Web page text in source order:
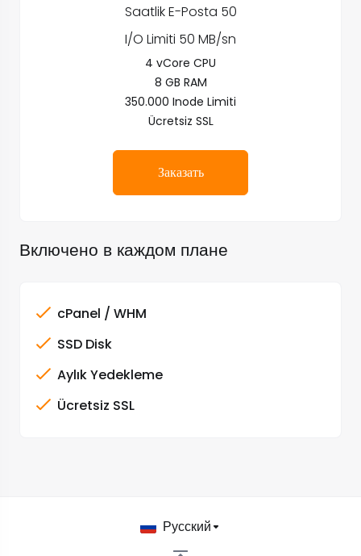
Saatlik E-Posta 50
I/O Limiti 50 MB/sn
4 vCore CPU
8 GB RAM
350.000 Inode Limiti
Ücretsiz SSL
Заказать
Включено в каждом плане
cPanel / WHM
SSD Disk
Aylık Yedekleme
Ücretsiz SSL
Русский